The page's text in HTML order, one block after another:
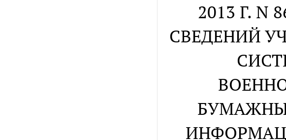
2013 Г.
СВЕДЕНИЙ